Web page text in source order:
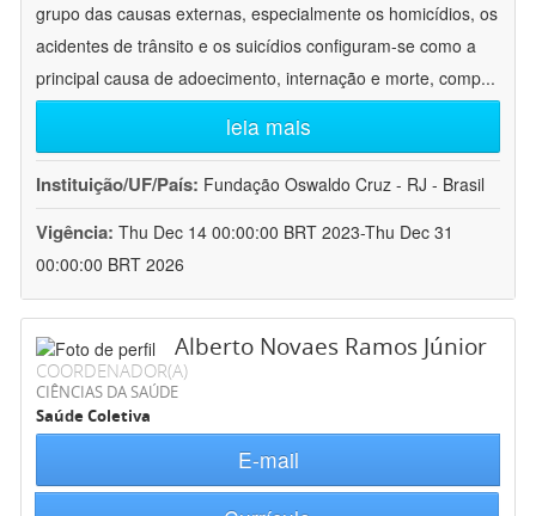
grupo das causas externas, especialmente os homicídios, os
acidentes de trânsito e os suicídios configuram-se como a
principal causa de adoecimento, internação e morte, comp...
leia mais
Instituição/UF/País: Fundação Oswaldo Cruz - RJ - Brasil
Vigência: Thu Dec 14 00:00:00 BRT 2023-Thu Dec 31
00:00:00 BRT 2026
Alberto Novaes Ramos Júnior
COORDENADOR(A)
CIÊNCIAS DA SAÚDE
Saúde Coletiva
E-mail